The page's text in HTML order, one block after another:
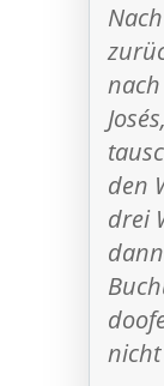
den
drei